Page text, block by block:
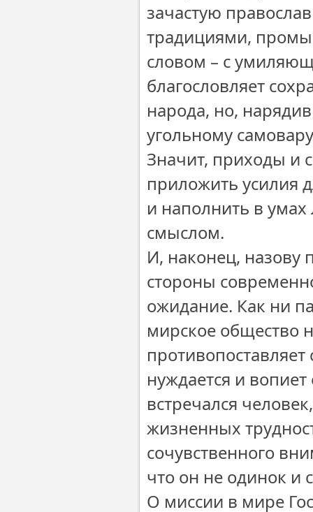
зачастую
традициями,
словом – с
благословляет
народа, но,
угольному
Значит, приходы и
приложить усилия
и наполнить в
смыслом.
И, наконец, назову
стороны
ожидание. Как ни
мирское общество
нуждается и
встречался
жизненных
сочувственного
что он не одинок и
О миссии в мире